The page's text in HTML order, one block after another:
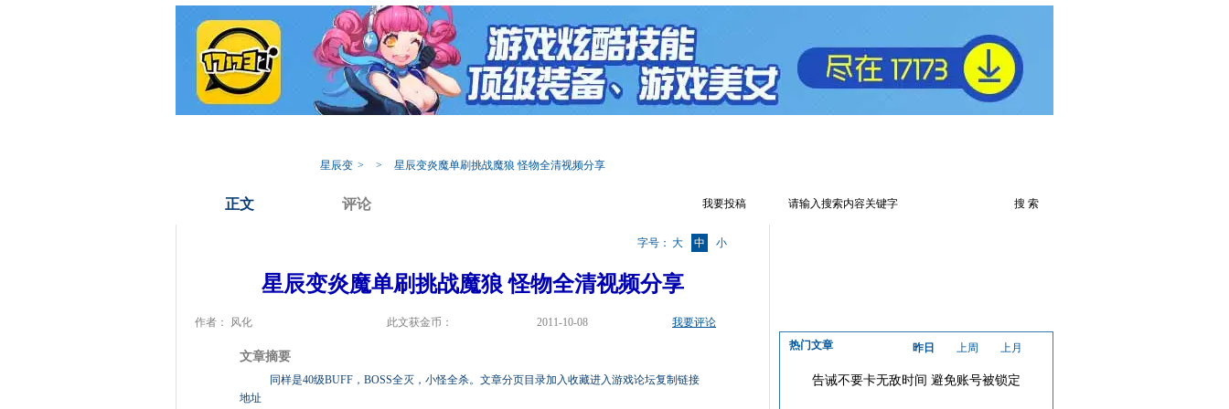
星辰变 > > 星辰变炎魔单刷挑战魔狼 怪物全清视频分享
正文 评论 我要投稿
字号： 大 中 小
星辰变炎魔单刷挑战魔狼 怪物全清视频分享
作者： 风化 此文获金币： 2011-10-08 我要评论
文章摘要
同样是40级BUFF，BOSS全灭，小怪全杀。文章分页目录加入收藏进入游戏论坛复制链接
地址
热门文章 昨日 上周 上月
告诫不要卡无敌时间 避免账号被锁定